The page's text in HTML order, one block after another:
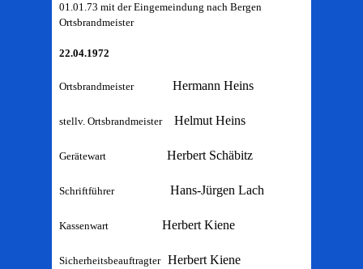
01.01.73 mit der Eingemeindung nach Bergen
Ortsbrandmeister
22.04.1972
OrtsbrandmeisterHermann Heins
stellv. OrtsbrandmeisterHelmut Heins
GerätewartHerbert Schäbitz
SchriftführerHans-Jürgen Lach
KassenwartHerbert Kiene
SicherheitsbeauftragterHerbert Kiene